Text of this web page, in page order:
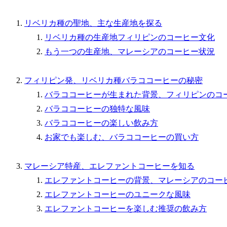
リベリカ種の聖地、主な生産地を探る
リベリカ種の生産地フィリピンのコーヒー文化
もう一つの生産地、マレーシアのコーヒー状況
フィリピン発、リベリカ種バラココーヒーの秘密
バラココーヒーが生まれた背景、フィリピンのコ
バラココーヒーの独特な風味
バラココーヒーの楽しい飲み方
お家でも楽しむ、バラココーヒーの買い方
マレーシア特産、エレファントコーヒーを知る
エレファントコーヒーの背景、マレーシアのコー
エレファントコーヒーのユニークな風味
エレファントコーヒーを楽しむ推奨の飲み方